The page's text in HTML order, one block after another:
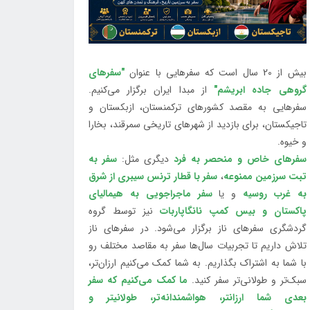
بیش از 20 سال است که سفرهایی با عنوان
"سفرهای
گروهی جاده ابریشم" از مبدا ایران برگزار می‌کنیم.
سفرهایی به مقصد کشورهای ترکمنستان، ازبکستان و
تاجیکستان، برای بازدید از شهرهای تاریخی سمرقند، بخارا
و خیوه.
سفرهای خاص و منحصر به فرددیگری مثل:سفر به
تبت سرزمین ممنوعه، سفر با قطار ترنس سیبری از شرق
به غرب روسیه و یاسفر ماجراجویی به هیمالیای
پاکستان و بیس کمپ نانگاپاربات نیز توسط گروه
گردشگری سفرهای ناز برگزار می‌شود. در سفرهای ناز
تلاش داریم تا تجربیات سال‌ها سفر به مقاصد مختلف رو
با شما به اشتراک بگذاریم. به شما کمک می‌کنیم ارزان‌تر،
سبک‌تر و طولانی‌تر سفر کنید. ما کمک می‌کنیم که سفر
بعدی شما ارزانتر، هواشمندانه‌تر، طولانی‎تر و